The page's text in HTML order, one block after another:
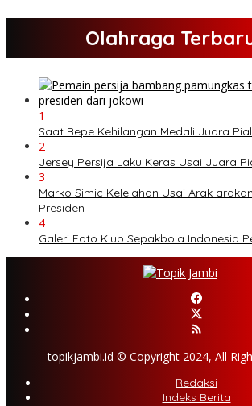
Olahraga
1
Saat Bepe Kehilangan Medali Juara
2
Jersey Persija Laku Keras Usai Juara
3
Marko Simic Kelelahan Usai Arak
Presiden
4
Galeri Foto Klub Sepakbola Indonesia
topikjambi.id © Copyright 2024, All
Redaksi
Indeks Berita